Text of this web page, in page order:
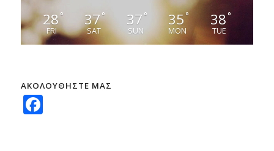
28°
FRI
37°
SAT
37 °
SUN
35°
MON
38°
TUE
ΑΚΟΛΟΥΘΗΣΤΕ ΜΑΣ
Facebook